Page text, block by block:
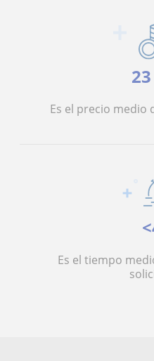
Es el precio medio
Es el tiempo